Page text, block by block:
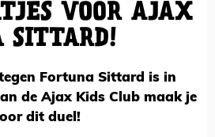
VOOR AJAX
SITTARD!
Fortuna Sittard is in
de Ajax Kids Club maak je
dit duel!